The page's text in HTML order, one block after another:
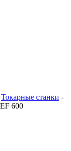
Токарные станки -
600